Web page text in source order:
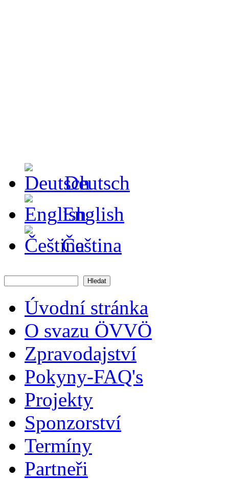
Deutsch
English
Čeština
Úvodní stránka
O svazu ÖVVÖ
Zpravodajství
Pokyny-FAQ's
Projekty
Sponzorství
Termíny
Partneři